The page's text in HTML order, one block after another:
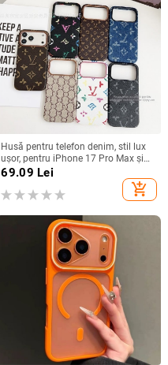
Husă pentru telefon denim, stil lux
ușor, pentru iPhone 17 Pro Max și
iPhone 16, cu acoperire totală
69.09 Lei
add_shopping_cart